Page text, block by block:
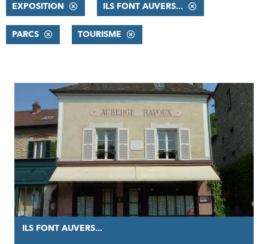
EXPOSITION ILS FONT AUVERS...
PARCS TOURISME
RÉSULTATS
ILS FONT AUVERS...